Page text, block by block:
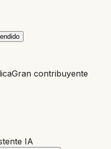
Gran contribuyente
IA